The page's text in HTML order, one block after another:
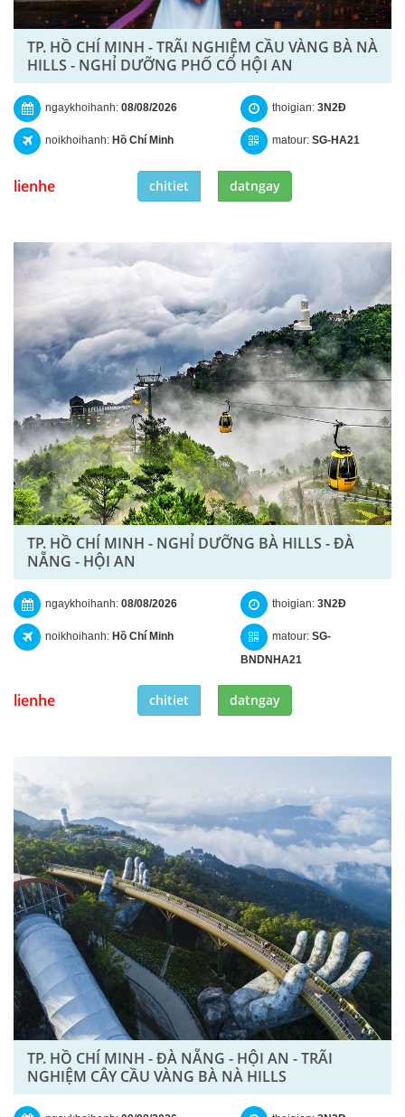
TP. HỒ CHÍ MINH - TRÃI NGHIỆM CẦU VÀNG BÀ NÀ
HILLS - NGHỈ DƯỠNG PHỐ CỔ HỘI AN
ngaykhoihanh: 08/08/2026
noikhoihanh: Hồ Chí Minh
thoigian: 3N2Đ
matour: SG-HA21
lienhe chitiet datngay
TP. HỒ CHÍ MINH - NGHỈ DƯỠNG BÀ HILLS - ĐÀ
NẴNG - HỘI AN
ngaykhoihanh: 08/08/2026
noikhoihanh: Hồ Chí Minh
thoigian: 3N2Đ
matour: SG-
BNDNHA21
lienhe chitiet datngay
TP. HỒ CHÍ MINH - ĐÀ NẴNG - HỘI AN - TRÃI
NGHIỆM CÂY CẦU VÀNG BÀ NÀ HILLS